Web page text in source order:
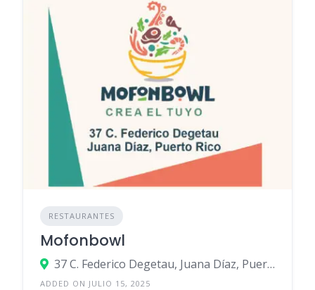
RESTAURANTES
Mofonbowl
37 C. Federico Degetau, Juana Díaz, Puerto Rico
ADDED ON JULIO 15, 2025